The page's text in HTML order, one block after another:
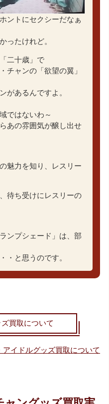
ントにセクシーだなぁ
ったけれど。
二十歳」で
ャンの「欲望の翼」
があるんですよ。
ではないわ～
あの雰囲気が醸し出せ
魅力を知り、レスリー
待ち受けにレスリーの
ンプシェード」は、部
・と思うのです。
買取について
アイドルグッズ買取について